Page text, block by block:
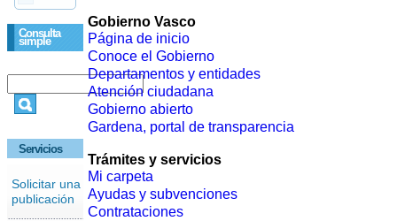
Consulta
simple
Servicios
Solicitar una
publicación
Gobierno Vasco
Página de inicio
Conoce el Gobierno
Departamentos y entidades
Atención ciudadana
Gobierno abierto
Gardena, portal de transparencia
Trámites y servicios
Mi carpeta
Ayudas y subvenciones
Contrataciones